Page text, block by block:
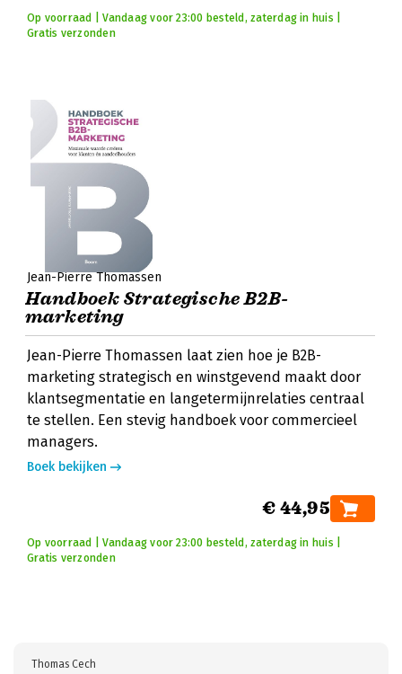
Op voorraad | Vandaag voor 23:00 besteld, zaterdag in huis |
Gratis verzonden
Jean-Pierre Thomassen
Handboek Strategische B2B-
marketing
Jean-Pierre Thomassen laat zien hoe je B2B-
marketing strategisch en winstgevend maakt door
klantsegmentatie en langetermijnrelaties centraal
te stellen. Een stevig handboek voor commercieel
managers.
Boek bekijken
€ 44,95
Op voorraad | Vandaag voor 23:00 besteld, zaterdag in huis |
Gratis verzonden
Thomas Cech